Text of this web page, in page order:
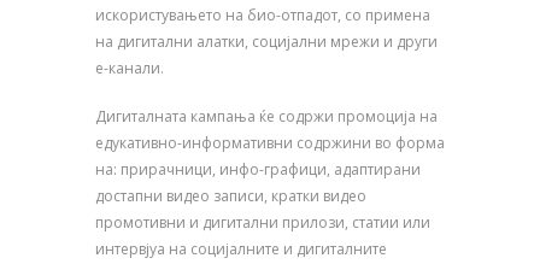
искористувањето на био-отпадот, со примена
на дигитални алатки, социјални мрежи и други
е-канали.
Дигиталната кампања ќе содржи промоција на
едукативно-информативни содржини во форма
на: прирачници, инфо-графици, адаптирани
достапни видео записи, кратки видео
промотивни и дигитални прилози, статии или
интервјуа на социјалните и дигиталните